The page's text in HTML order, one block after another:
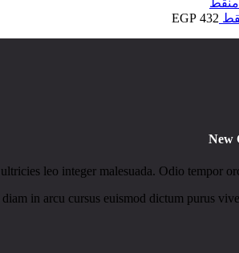
EGP 432
New
leo integer malesuada. Odio tempor
diam in arcu cursus euismod dictum purus